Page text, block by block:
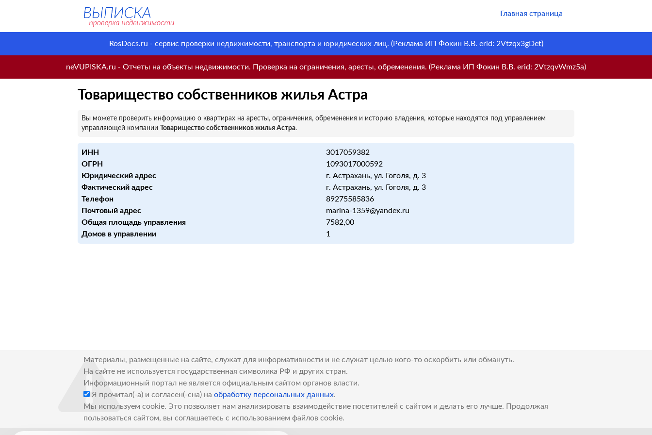
Главная страница
RosDocs.ru - сервис проверки недвижимости, транспорта и юридических лиц. (Реклама ИП Фокин В.В. erid: 2Vtzqx3gDet)
neVUPISKA.ru - Отчеты на объекты недвижимости. Проверка на ограничения, аресты, обременения. (Реклама ИП Фокин В.В. erid: 2VtzqvWmz5a)
Товарищество собственников жилья Астра
Вы можете проверить информацию о квартирах на аресты, ограничения, обременения и историю владения, которые находятся под управлением
управляющей компании
Товарищество собственников жилья Астра.
ИНН
3017059382
ОГРН
1093017000592
Юридический адрес
г. Астрахань, ул. Гоголя, д. 3
Фактический адрес
г. Астрахань, ул. Гоголя, д. 3
Телефон
89275585836
Почтовый адрес
marina-1359@yandex.ru
Общая площадь управления
7582,00
Домов в управлении
1
Материалы, размещенные на сайте, служат для информативности и не служат целью кого-то оскорбить или обмануть.
На сайте не используется государственная символика РФ и других стран.
Информационный портал не является официальным сайтом органов власти.
Я прочитал(-а) и согласен(-сна) на обработку персональных данных.
Мы используем cookie. Это позволяет нам анализировать взаимодействие посетителей с сайтом и делать его лучше. Продолжая
пользоваться сайтом, вы соглашаетесь с использованием файлов cookie.